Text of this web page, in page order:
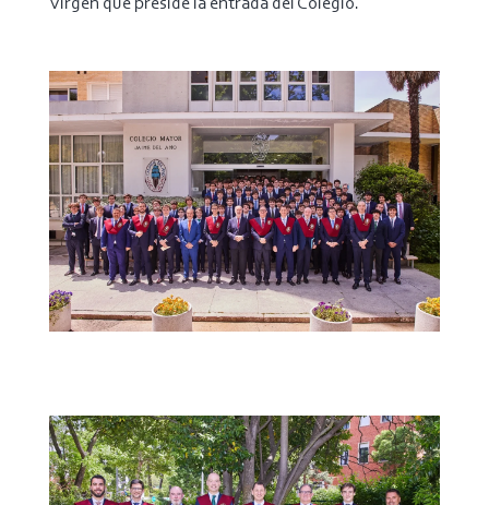
Virgen que preside la entrada del Colegio.